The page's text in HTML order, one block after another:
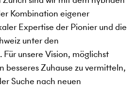
Kombination eigener
Expertise der Pionier und die
unter den
unsere Vision, möglichst
besseres Zuhause zu vermitteln,
Suche nach neuen